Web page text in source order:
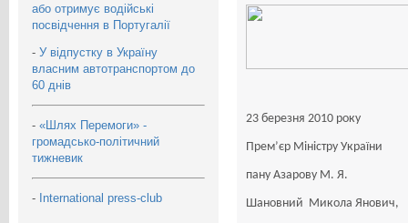
або отримує водійські
посвідчення в Португалії
- У відпустку в Україну
власним автотранспортом до
60 днів
- «Шлях Перемоги» -
громадсько-політичний
тижневик
- International press-club
23 березня 2010 року
Прем’єр Міністру України
пану Азарову М. Я.
Шановний Микола Янович,